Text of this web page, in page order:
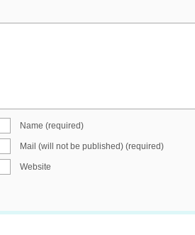
Name (required)
Mail (will not be published) (required)
Website